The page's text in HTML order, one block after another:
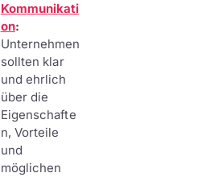
Kommunikati
on:
Unternehmen
sollten klar
und ehrlich
über die
Eigenschafte
n, Vorteile
und
möglichen